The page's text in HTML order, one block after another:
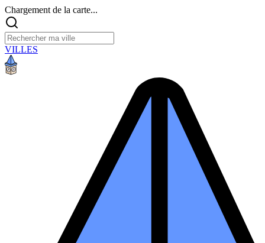
Chargement de la carte...
VILLES